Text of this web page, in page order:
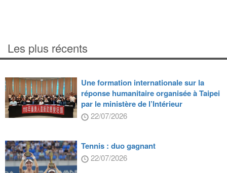
Les plus récents
Une formation internationale sur la
réponse humanitaire organisée à Taipei
par le ministère de l’Intérieur
22/07/2026
Tennis : duo gagnant
22/07/2026